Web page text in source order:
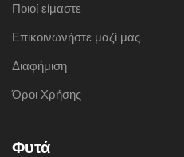
Ποιοί είμαστε
Επικοινωνήστε μαζί μας
Διαφήμιση
Όροι Χρήσης
Φυτά